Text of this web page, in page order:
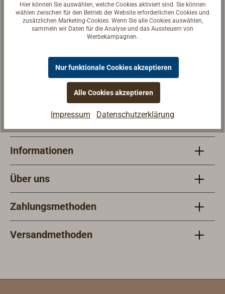
TOPLICHT GmbH
Notkestr. 97
Öffnungszeiten
Mo - Fr 9 - 18 Uhr
Informationen
Über uns
Zahlungsmethoden
Versandmethoden
Hier können Sie auswählen, welche Cookies aktiviert sind. Sie können
wählen zwischen für den Betrieb der Website erforderlichen Cookies und
zusätzlichen Marketing-Cookies. Wenn Sie alle Cookies auswählen,
sammeln wir Daten für die Analyse und das Aussteuern von
Werbekampagnen.
Nur funktionale Cookies akzeptieren
Alle Cookies akzeptieren
Impressum Datenschutzerklärung